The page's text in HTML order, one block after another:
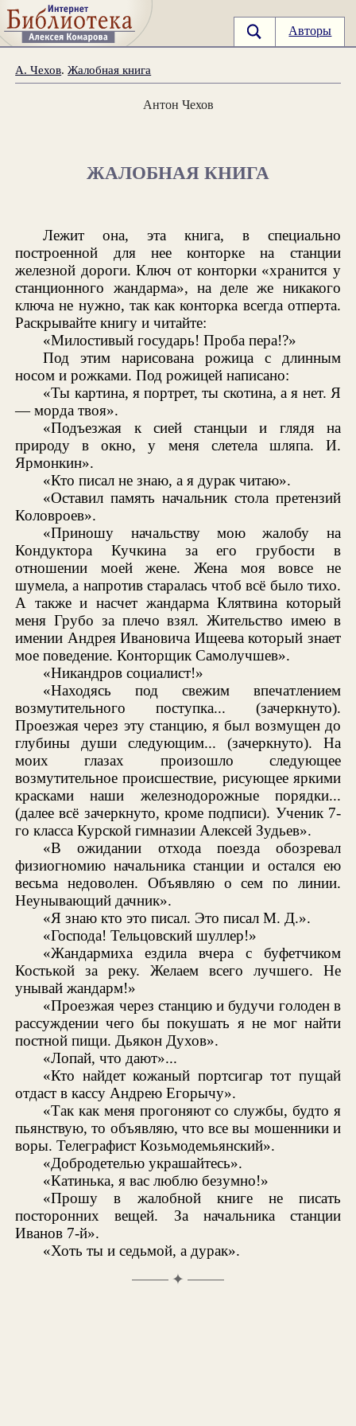
Авторы
А. Чехов.Жалобная книга
Антон Чехов
ЖАЛОБНАЯ КНИГА
Лежит она, эта книга, в специально
построенной для нее конторке на станции
железной дороги. Ключ от конторки «хранится у
станционного жандарма», на деле же никакого
ключа не нужно, так как конторка всегда отперта.
Раскрывайте книгу и читайте:
«Милостивый государь! Проба пера!?»
Под этим нарисована рожица с длинным
носом и рожками. Под рожицей написано:
«Ты картина, я портрет, ты скотина, а я нет. Я
— морда твоя».
«Подъезжая к сией станцыи и глядя на
природу в окно, у меня слетела шляпа. И.
Ярмонкин».
«Кто писал не знаю, а я дурак читаю».
«Оставил память начальник стола претензий
Коловроев».
«Приношу начальству мою жалобу на
Кондуктора Кучкина за его грубости в
отношении моей жене. Жена моя вовсе не
шумела, а напротив старалась чтоб всё было тихо.
А также и насчет жандарма Клятвина который
меня Грубо за плечо взял. Жительство имею в
имении Андрея Ивановича Ищеева который знает
мое поведение. Конторщик Самолучшев».
«Никандров социалист!»
«Находясь под свежим впечатлением
возмутительного поступка... (зачеркнуто).
Проезжая через эту станцию, я был возмущен до
глубины души следующим... (зачеркнуто). На
моих глазах произошло следующее
возмутительное происшествие, рисующее яркими
красками наши железнодорожные порядки...
(далее всё зачеркнуто, кроме подписи). Ученик 7-
го класса Курской гимназии Алексей Зудьев».
«В ожидании отхода поезда обозревал
физиогномию начальника станции и остался ею
весьма недоволен. Объявляю о сем по линии.
Неунывающий дачник».
«Я знаю кто это писал. Это писал М. Д.».
«Господа! Тельцовский шуллер!»
«Жандармиха ездила вчера с буфетчиком
Костькой за реку. Желаем всего лучшего. Не
унывай жандарм!»
«Проезжая через станцию и будучи голоден в
рассуждении чего бы покушать я не мог найти
постной пищи. Дьякон Духов».
«Лопай, что дают»...
«Кто найдет кожаный портсигар тот пущай
отдаст в кассу Андрею Егорычу».
«Так как меня прогоняют со службы, будто я
пьянствую, то объявляю, что все вы мошенники и
воры. Телеграфист Козьмодемьянский».
«Добродетелью украшайтесь».
«Катинька, я вас люблю безумно!»
«Прошу в жалобной книге не писать
посторонних вещей. За начальника станции
Иванов 7-й».
«Хоть ты и седьмой, а дурак».
✦